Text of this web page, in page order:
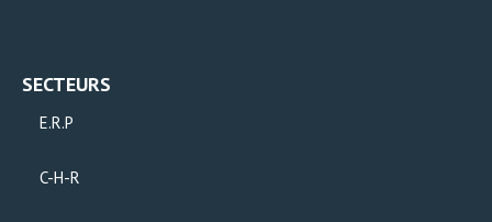
SECTEURS
E.R.P
C-H-R